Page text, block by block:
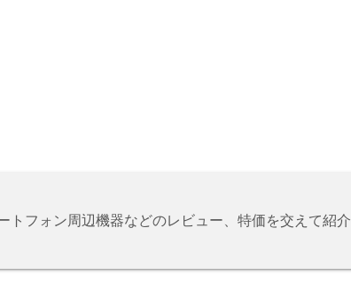
トフォン周辺機器などのレビュー、特価を交えて紹介